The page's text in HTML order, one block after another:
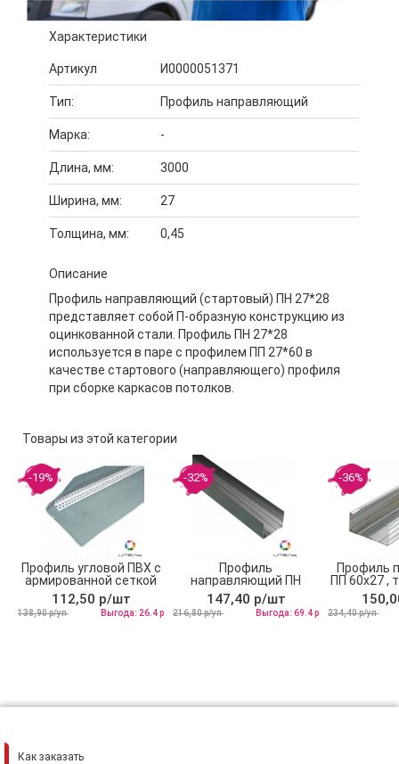
Характеристики
Артикул И0000051371
Тип: Профиль направляющий
Марка: -
Длина, мм: 3000
Ширина, мм: 27
Толщина, мм: 0,45
Описание
Профиль направляющий (стартовый) ПН 27*28
представляет собой П-образную конструкцию из
оцинкованной стали. Профиль ПН 27*28
используется в паре с профилем ПП 27*60 в
качестве стартового (направляющего) профиля
при сборке каркасов потолков.
Товары из этой категории
-19%
Профиль угловой ПВХ с
армированной сеткой
10х15x2500
112,50 р/шт
138,90 р/уп Выгода: 26.4 р
-32%
Профиль
направляющий ПН
50х40, 3м толщина 0,45
147,40 р/шт
216,80 р/уп Выгода: 69.4 р
-36%
Профиль
ПП 60х27 ,
234,40 р/уп
Как заказать